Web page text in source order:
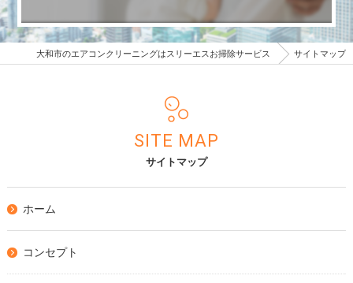
大和市のエアコンクリーニングはスリーエスお掃除サービス サイトマップ
サイトマップ
SITE MAP
ホーム
コンセプト